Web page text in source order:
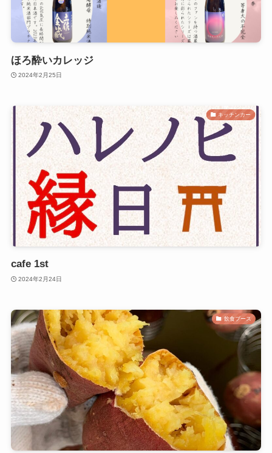
ほろ酔いカレッジ
2024年2月25日
キッチンカー
cafe 1st
2024年2月24日
飲食ブース